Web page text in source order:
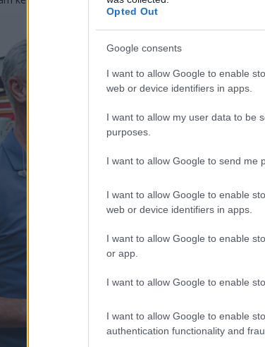
Opted Out
Google consents
I want to allow Google to enable
web or device identifiers in apps.
I want to allow my user data to be
purposes.
I want to allow Google to send me
I want to allow Google to enable
web or device identifiers in apps.
I want to allow Google to enable
or app.
I want to allow Google to enable
I want to allow Google to enable
authentication functionality and